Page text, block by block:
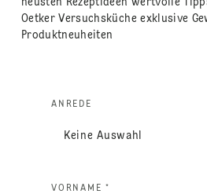
Oetker Versuchsküche exklusive
Produktneuheiten
ANREDE
VORNAME *